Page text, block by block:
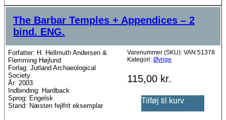
The Barbar Temples + Appendices – 2
bind. ENG.
Forfatter: H. Hellmuth Andersen &
Flemming Højlund
Forlag: Jutland Archaeological
Society
År: 2003
Indbinding: Hardback
Sprog: Engelsk
Stand: Næsten fejlfrit eksemplar
Varenummer (SKU): VAN 51378
Kategori: Øvrige
115,00 kr.
Tilføj til kurv